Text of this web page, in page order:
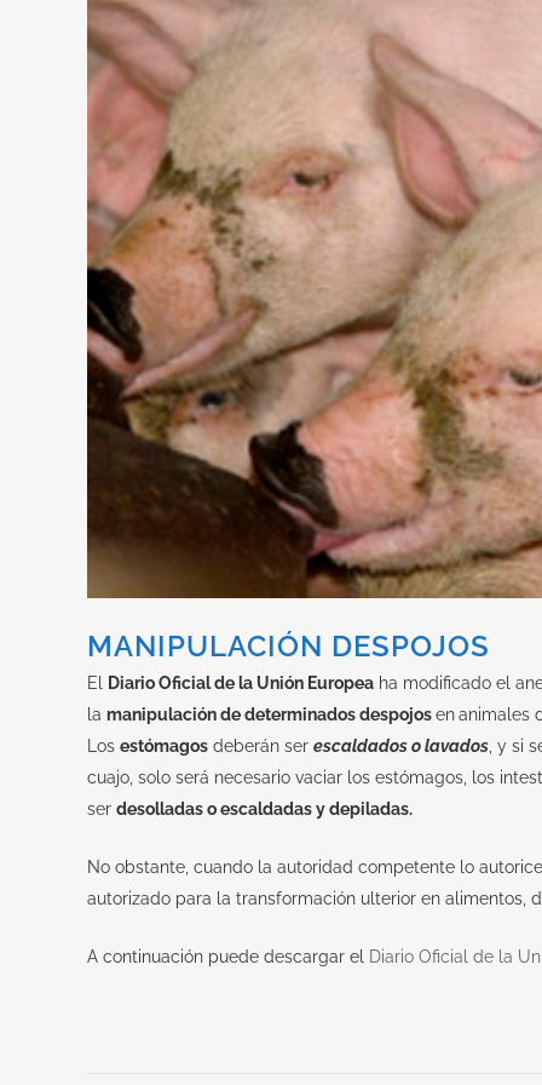
MANIPULACIÓN DESPOJOS
El Diario Oficial de la Unión Europea ha modificado el
la manipulación de determinados despojosenanimales
Los estómagos deberán ser escaldados o lavados, y si
cuajo, solo será necesario vaciar los estómagos, los
ser desolladas o escaldadas y depiladas.
No obstante, cuando la autoridad competente lo
autorizado para la transformación ulterior en alimentos,
A continuación puede descargar el Diario Oficial de la